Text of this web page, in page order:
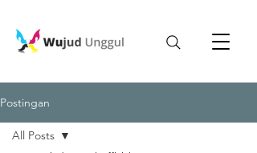
Postingan
All Posts